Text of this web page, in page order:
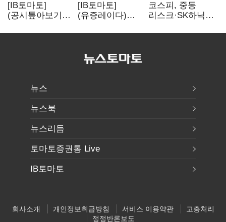
[IB토마토]
(공시톺아보기)
바로 매출로
[IB토마토]
(유증레이다)
3분의 1 토막…
비용부터 챙긴다
코스피, 중동
리스크·SK하닉
뒷걸음
뉴스
뉴스북
뉴스리듬
토마토증권통 Live
IB토마토
회사소개 개인정보취급방침 서비스 이용약관
고충처리
정정반론보도